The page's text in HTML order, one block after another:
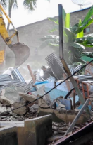
keyboard_arrow_down